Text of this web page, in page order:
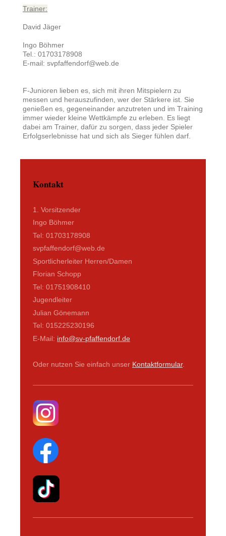
Trainer:
David Jäger
Ingo Böhmer
Tel.: 01703178908
E-mail: svpfaffendorf@web.de
F-Junioren lieben es, sich mit ihren Mitspielern zu
messen und herauszufinden, wer der Stärkere ist. Sie
genießen es, gegeneinander anzutreten und im Training
immer wieder kleine Wettkämpfe zu erleben. Es liegt
dabei am Trainer, dafür zu sorgen, dass jeder Spieler
Erfolgserlebnisse hat und sich als Sieger fühlen darf.
Kontakt
1. Vorsitzender
Ingo Böhmer
Tel: 01703178908
svpfaffendorf@web.de
Sportlicherleiter Herren/Damen
Florian Schopp
Tel: 01751908410
Jugendleiter
Julian Gönemann
Tel: 015225230196
E-Mail: info@sv-pfaffendorf.de
Oder nutzen Sie einfach unser Kontaktformular.